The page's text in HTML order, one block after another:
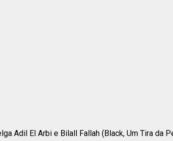
Adil El Arbi e Bilall Fallah (Black, Um Tira da